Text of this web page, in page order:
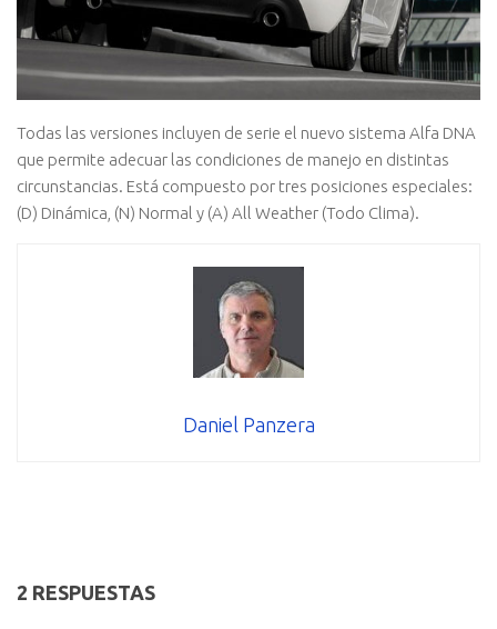
Todas las versiones incluyen de serie el nuevo sistema Alfa DNA
que permite adecuar las condiciones de manejo en distintas
circunstancias. Está compuesto por tres posiciones especiales:
(D) Dinámica, (N) Normal y (A) All Weather (Todo Clima).
Daniel Panzera
2 RESPUESTAS